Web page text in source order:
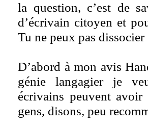
la question, c’est de
d’écrivain citoyen et
Tu ne peux pas dissocier
D’abord à mon avis
génie langagier je
écrivains peuvent
gens, disons, peu